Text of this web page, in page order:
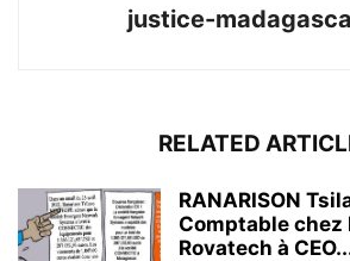
justice-
RELATED
RANARISON
Comptable chez
Rovatech à